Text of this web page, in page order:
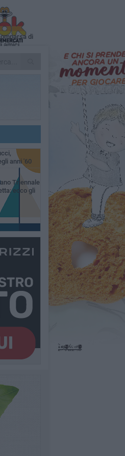
di
amici
aumenti:
replica ad
parola, ho
anni '60
Triennale
ecco gli